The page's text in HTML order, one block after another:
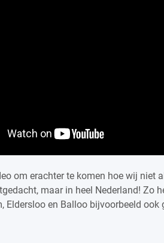
om erachter te komen hoe wij niet
maar in heel Nederland! Zo
Eldersloo en Balloo bijvoorbeeld ook